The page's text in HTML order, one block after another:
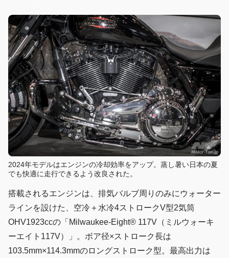
2024年モデルはエンジンの冷却効率をアップ。蒸し暑い日本の夏
でも快適に走行できるよう改良された。
搭載されるエンジンは、排気バルブ周りのみにウォーター
ラインを設けた、空冷＋水冷4ストロークV型2気筒
OHV1923ccの「Milwaukee-Eight® 117V（ミルウォーキ
ーエイト117V）」。ボア径×ストローク長は
103.5mm×114.3mmのロングストローク型。最高出力は